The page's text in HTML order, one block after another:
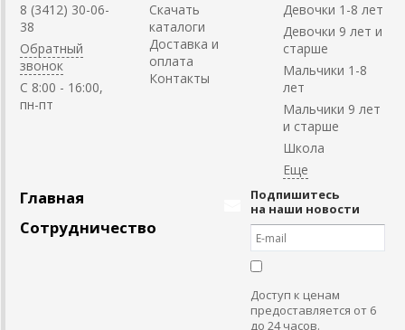
8 (3412) 30-06-
38
Обратный
звонок
C 8:00 - 16:00,
пн-пт
Скачать
каталоги
Доставка и
оплата
Контакты
Девочки 1-8 лет
Девочки 9 лет и
старше
Мальчики 1-8
лет
Мальчики 9 лет
и старше
Школа
Главная
Сотрудничество
Подпишитесь
на наши новости
Доступ к ценам
предоставляется от 6
до 24 часов.